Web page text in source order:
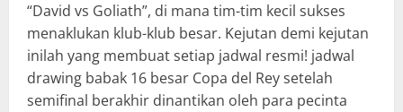
“David vs Goliath”, di mana tim-tim kecil sukses
menaklukan klub-klub besar. Kejutan demi kejutan
inilah yang membuat setiap jadwal resmi! jadwal
drawing babak 16 besar Copa del Rey setelah
semifinal berakhir dinantikan oleh para pecinta